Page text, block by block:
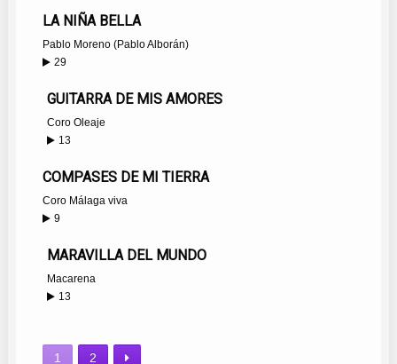
LA NIÑA BELLA
Pablo Moreno (Pablo Alborán)
29
GUITARRA DE MIS AMORES
Coro Oleaje
13
COMPASES DE MI TIERRA
Coro Málaga viva
9
MARAVILLA DEL MUNDO
Macarena
13
1 2